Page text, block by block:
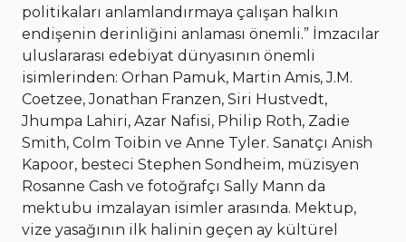
politikaları anlamlandırmaya çalışan halkın
endişenin derinliğini anlaması önemli.” İmzacılar
uluslararası edebiyat dünyasının önemli
isimlerinden: Orhan Pamuk, Martin Amis, J.M.
Coetzee, Jonathan Franzen, Siri Hustvedt,
Jhumpa Lahiri, Azar Nafisi, Philip Roth, Zadie
Smith, Colm Toibin ve Anne Tyler. Sanatçı Anish
Kapoor, besteci Stephen Sondheim, müzisyen
Rosanne Cash ve fotoğrafçı Sally Mann da
mektubu imzalayan isimler arasında. Mektup,
vize yasağının ilk halinin geçen ay kültürel